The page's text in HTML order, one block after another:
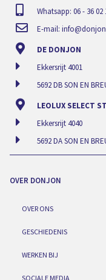
Whatsapp: 06 - 36 02
E-mail:
DE DONJON
Ekkersrijt 4001
5692 DB SON EN
LEOLUX SELECT
Ekkersrijt 4040
5692 DA SON EN
OVER DONJON
OVER ONS
GESCHIEDENIS
WERKEN BIJ
SOCIALE MEDIA